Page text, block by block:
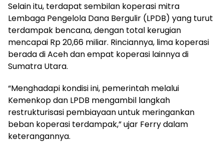
Selain itu, terdapat sembilan koperasi mitra
Lembaga Pengelola Dana Bergulir (LPDB) yang turut
terdampak bencana, dengan total kerugian
mencapai Rp 20,66 miliar. Rinciannya, lima koperasi
berada di Aceh dan empat koperasi lainnya di
Sumatra Utara.
“Menghadapi kondisi ini, pemerintah melalui
Kemenkop dan LPDB mengambil langkah
restrukturisasi pembiayaan untuk meringankan
beban koperasi terdampak,” ujar Ferry dalam
keterangannya.